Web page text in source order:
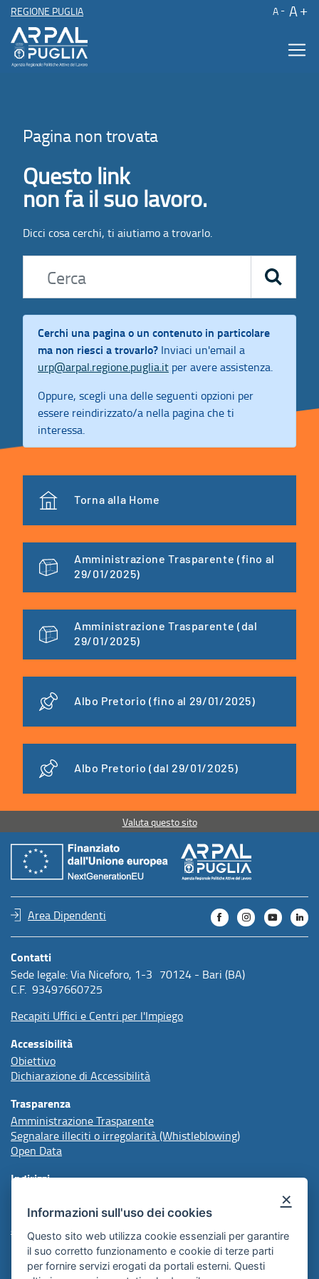
REGIONE PUGLIA A A
Pagina non trovata
Questo link
non fa il suo lavoro.
Dicci cosa cerchi, ti aiutiamo a trovarlo.
Cerchi una pagina o un contenuto in particolare
ma non riesci a trovarlo? Inviaci un'email a
urp@arpal.regione.puglia.it per avere assistenza.
Oppure, scegli una delle seguenti opzioni per
essere reindirizzato/a nella pagina che ti
interessa.
Torna alla Home
Amministrazione Trasparente (fino al
29/01/2025)
Amministrazione Trasparente (dal
29/01/2025)
Albo Pretorio (fino al 29/01/2025)
Albo Pretorio (dal 29/01/2025)
Valuta questo sito
Area Dipendenti
Contatti
Sede legale: Via Niceforo, 1-3 70124 - Bari (BA)
C.F. 93497660725
Recapiti Uffici e Centri per l'Impiego
Accessibilità
Obiettivo
Dichiarazione di Accessibilità
Trasparenza
Amministrazione Trasparente
Segnalare illeciti o irregolarità (Whistleblowing)
Open Data
Indirizzi
protocollo@arpal.regione.puglia.it
arpalpuglia@pec.rupar.puglia.it
Redazione
×
Informazioni sull'uso dei cookies
Questo sito web utilizza cookie essenziali per garantire
il suo corretto funzionamento e cookie di terze parti
per fornire servizi erogati da portali esterni. Questi